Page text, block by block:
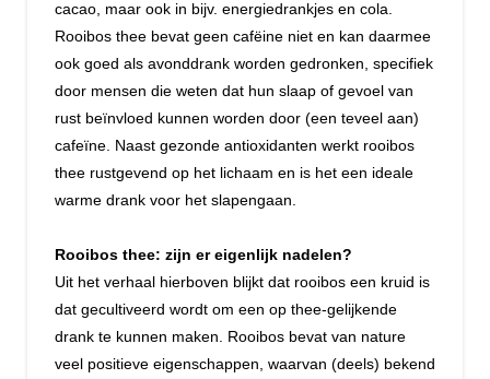
cacao, maar ook in bijv. energiedrankjes en cola.
Rooibos thee bevat geen cafëine niet en kan daarmee
ook goed als avonddrank worden gedronken, specifiek
door mensen die weten dat hun slaap of gevoel van
rust beïnvloed kunnen worden door (een teveel aan)
cafeïne. Naast gezonde antioxidanten werkt rooibos
thee rustgevend op het lichaam en is het een ideale
warme drank voor het slapengaan.
Rooibos thee: zijn er eigenlijk nadelen?
Uit het verhaal hierboven blijkt dat rooibos een kruid is
dat gecultiveerd wordt om een op thee-gelijkende
drank te kunnen maken. Rooibos bevat van nature
veel positieve eigenschappen, waarvan (deels) bekend